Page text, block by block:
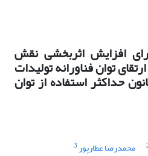
افزایش اثربخشی نقش
توان فناورانه تولیدات
حداکثر استفاده از توان
محمدرضا عطارپور3